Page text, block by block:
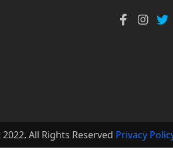
All Rights Reserved Privacy